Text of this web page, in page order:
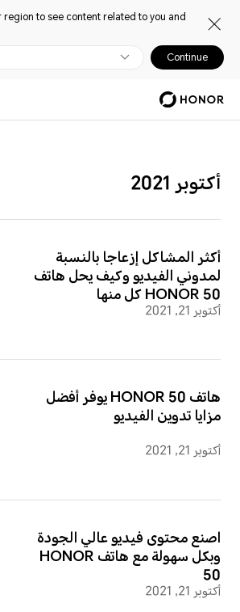
region to see content related to you and
Continue
أكتوبر 2021
أكثر المشاكل إزعاجاً بالنسبة
لمدوني الفيديو وكيف يحل هاتف
HONOR 50 كل منها
أكتوبر 21, 2021
هاتف HONOR 50 يوفر أفضل
مزايا تدوين الفيديو
أكتوبر 21, 2021
اصنع محتوى فيديو عالي الجودة
وبكل سهولة مع هاتف HONOR
50
أكتوبر 21, 2021